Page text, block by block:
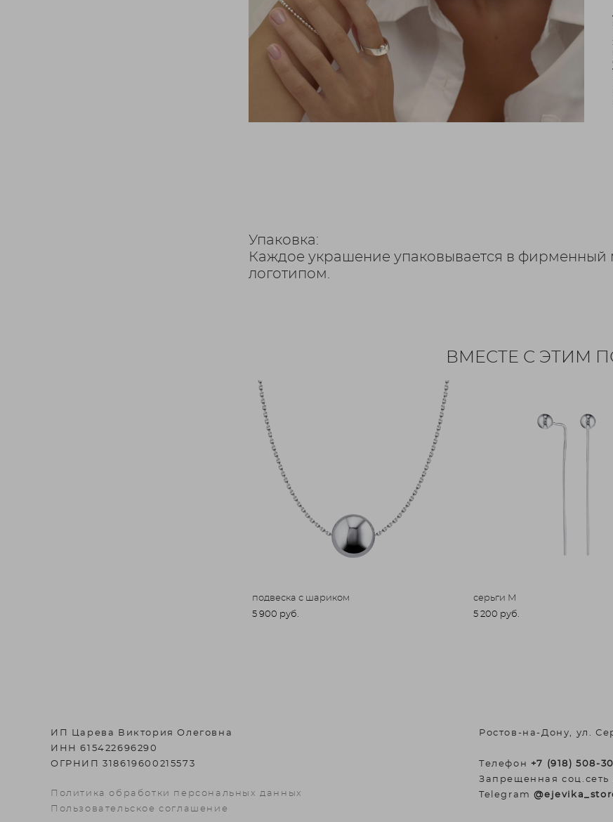
Упаковка:
Каждое украшение упаковывается в
логотипом.
ВМЕСТЕ С ЭТИМ
подвеска с шариком
5 900 pуб.
серьги М
5 200 pуб.
ИП Царева Виктория Олеговна
ИНН 615422696290
ОГРНИП 318619600215573
Политика обработки персональных данных
Пользовательское соглашение
Ростов-на-Дону, ул.
Телефон +7 (918) 508-
Запрещенная соц.сеть
Telegram